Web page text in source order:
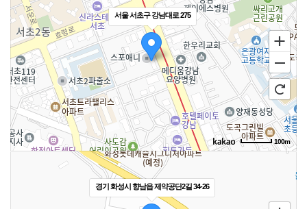
서울 서초구 강남대로 275
100m
경기 화성시 향남읍 제약공단2길 34-26